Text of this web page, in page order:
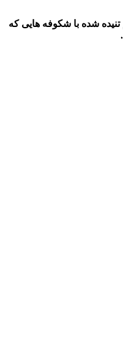
شده با شکوفه هایی که